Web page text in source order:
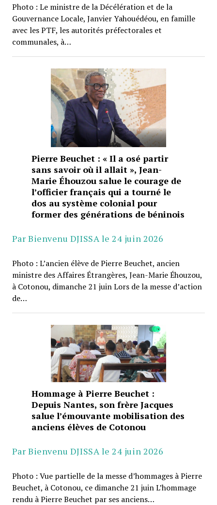
Photo : Le ministre de la Décélération et de la
Gouvernance Locale, Janvier Yahouédéou, en famille
avec les PTF, les autorités préfectorales et
communales, à…
Pierre Beuchet : « Il a osé partir
sans savoir où il allait », Jean-
Marie Éhouzou salue le courage de
l’officier français qui a tourné le
dos au système colonial pour
former des générations de béninois
Par Bienvenu DJISSA le 24 juin 2026
Photo : L’ancien élève de Pierre Beuchet, ancien
ministre des Affaires Étrangères, Jean-Marie Éhouzou,
à Cotonou, dimanche 21 juin Lors de la messe d’action
de…
Hommage à Pierre Beuchet :
Depuis Nantes, son frère Jacques
salue l’émouvante mobilisation des
anciens élèves de Cotonou
Par Bienvenu DJISSA le 24 juin 2026
Photo : Vue partielle de la messe d’hommages à Pierre
Beuchet, à Cotonou, ce dimanche 21 juin L’hommage
rendu à Pierre Beuchet par ses anciens…